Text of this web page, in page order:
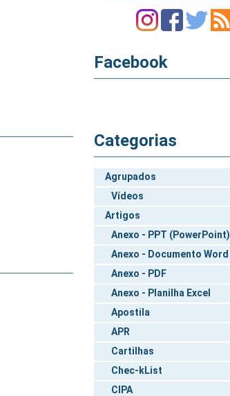
Facebook
Categorias
Agrupados
Vídeos
Artigos
Anexo - PPT (PowerPoint)
Anexo - Documento Word
Anexo - PDF
Anexo - Planilha Excel
Apostila
APR
Cartilhas
Chec-kList
CIPA